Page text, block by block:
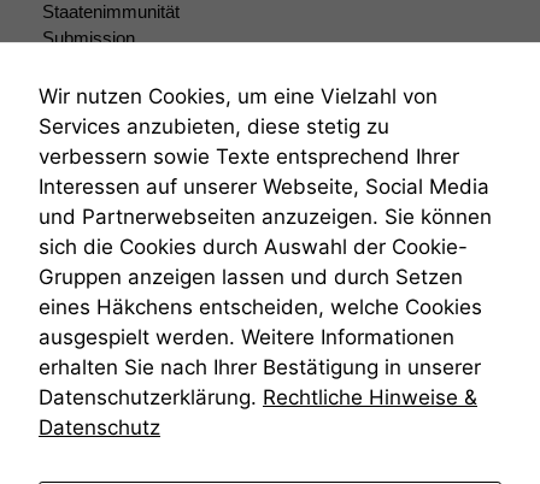
Staatenimmunität
Submission
Teilungsklage
Venezuela
VRK
Wiederherstellungsanordnung
Zivilprozessordnung
ZPO
Zustellfiktion
Zuständigkeit
Öffentliches Personalrecht
Öffentlichkeitsprinzip
Wir nutzen Cookies, um eine Vielzahl von
Services anzubieten, diese stetig zu
verbessern sowie Texte entsprechend Ihrer
Interessen auf unserer Webseite, Social Media
und Partnerwebseiten anzuzeigen. Sie können
sich die Cookies durch Auswahl der Cookie-
Gruppen anzeigen lassen und durch Setzen
eines Häkchens entscheiden, welche Cookies
ausgespielt werden. Weitere Informationen
erhalten Sie nach Ihrer Bestätigung in unserer
Datenschutzerklärung. Rechtliche Hinweise &
Datenschutz
zu 100%
funktionieren.
Marketing
Wir speichern
anonyme Daten ab,
um interne
marketingtechnische
Auswertungen
durchführen zu
können. Diese helfen
uns, unsere Website